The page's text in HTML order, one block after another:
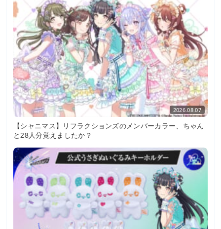
2026.08.07
【シャニマス】リフラクションズのメンバーカラー、ちゃん
と28人分覚えましたか？